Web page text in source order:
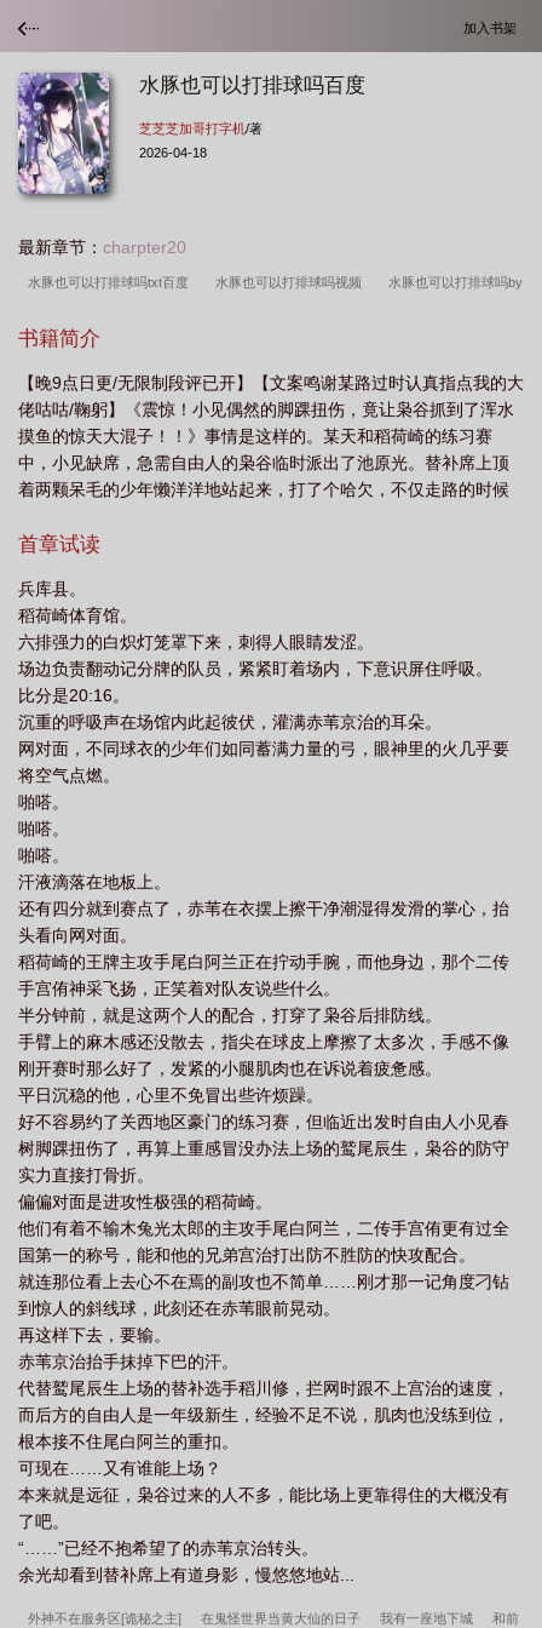
加入书架
水豚也可以打排球吗百度
芝芝芝加哥打字机/著
2026-04-18
最新章节： charpter20
水豚也可以打排球吗txt百度 水豚也可以打排球吗视频 水豚也可以打排球吗by
百度 水豚也可以打排球吗TXT
球吗by芝芝免费阅读笔 水豚也可以打排球吗全文免费阅读 水豚也可以打排球
吗晋江 水豚也可以打排球吗? 水豚可以打排球吗txt百度 水豚也可以打排球
吗txt晋江 水豚也可以打排球吗txt 水豚也可以打排球吗免费阅读笔趣阁 水
豚也可以打排球吗免费 水豚也可以打排球吗免费阅读笔趣阁XT 水豚也可以打
书籍简介
【晚9点日更/无限制段评已开】【文案鸣谢某路过时认真指点我的大
佬咕咕/鞠躬】《震惊！小见偶然的脚踝扭伤，竟让枭谷抓到了浑水
摸鱼的惊天大混子！！》事情是这样的。某天和稻荷崎的练习赛
中，小见缺席，急需自由人的枭谷临时派出了池原光。替补席上顶
着两颗呆毛的少年懒洋洋地站起来，打了个哈欠，不仅走路的时候
知道这家伙看上去有气无力的，在球场上稳得一批，堪称接发之
“……”所以这家伙是用这种实力在排球部划水摸鱼了一整年吗？到底
是怎么做到的？！！—池原光表示：我也不知道啊（茫然呆呆脸）
他仅仅是一只水豚幼崽而已啊喂。本来在动物园里顶着橘子泡温
泉，打了个盹儿的功夫就魂穿男高中生了。他也很无辜的好吗？好
在他是一只聪明的水豚幼崽，脑袋里也安装好了各种基础安装包，
会说人话通人性，伪装成堂堂人类肯定是不在话下啦。而且他还很
会打排球！毕竟在他还在动物园的时候，他就最擅长顶球啦。就是
不知道为什么，那些笨蛋人类总是在他顶球的时候，露出一副震惊
的表情，好像他做出了什么不可思议的事一样。明明是很轻松的
事，笨手笨脚的人类怎么就做不到？算了，这里没有水豚同伴，那
他之后退而求次了。人顶不到的球，豚来！于是顶着顶着，池原光
莫名就成了IH大赛最佳自由人，又被评为春高决赛最受瞩目的选
手，拿到双冠军的枭谷部员们更是热泪盈眶，全都扑过去揉他脑
袋，挥泪夸赞他救队伍于水火之中！而在被包围的豚什么都没听进
去，只听到今晚的聚餐会有水果。水果，豚喜欢！冠军可以换水
果，冠军≈水果，所以冠军豚也喜欢！“那就一起拿更多更多的冠军
吧！”在众人的欢呼声中，池原光露出了幸福的笑容。嘿嘿，好多好
多的水果，豚来了！“冠军，好耶！”#人身豚魂#豚很呆/虽然穿成人
了但还保留了部分水豚习性#喜欢水/困困的/情绪还算稳定/动作迟缓
#不吃便便！#枭谷会赢/主角天赋型/cb向#ooc！ooc！ooc！温馨提
示：作者不仅文盲而且球盲！！对于排球的理解程度堪比成年香
蕉！相关专业知识来自于网络/如有错误请多多包涵！（提前土下座
了orzand豚宝是自由人嘛…多多少少肯定会分走小见的出场时间
（真的抱歉orz我目前也没有想到太好的方法解决这个问题，总体这
篇文对小见厨来说可能没有那么友好，请慎看qwq。
首章试读
兵库县。
稻荷崎体育馆。
六排强力的白炽灯笼罩下来，刺得人眼睛发涩。
场边负责翻动记分牌的队员，紧紧盯着场内，下意识屏住呼吸。
比分是20:16。
沉重的呼吸声在场馆内此起彼伏，灌满赤苇京治的耳朵。
网对面，不同球衣的少年们如同蓄满力量的弓，眼神里的火几乎要
将空气点燃。
啪嗒。
啪嗒。
啪嗒。
汗液滴落在地板上。
还有四分就到赛点了，赤苇在衣摆上擦干净潮湿得发滑的掌心，抬
头看向网对面。
稻荷崎的王牌主攻手尾白阿兰正在拧动手腕，而他身边，那个二传
手宫侑神采飞扬，正笑着对队友说些什么。
半分钟前，就是这两个人的配合，打穿了枭谷后排防线。
手臂上的麻木感还没散去，指尖在球皮上摩擦了太多次，手感不像
刚开赛时那么好了，发紧的小腿肌肉也在诉说着疲惫感。
平日沉稳的他，心里不免冒出些许烦躁。
好不容易约了关西地区豪门的练习赛，但临近出发时自由人小见春
树脚踝扭伤了，再算上重感冒没办法上场的鹫尾辰生，枭谷的防守
实力直接打骨折。
偏偏对面是进攻性极强的稻荷崎。
他们有着不输木兔光太郎的主攻手尾白阿兰，二传手宫侑更有过全
国第一的称号，能和他的兄弟宫治打出防不胜防的快攻配合。
就连那位看上去心不在焉的副攻也不简单……刚才那一记角度刁钻
到惊人的斜线球，此刻还在赤苇眼前晃动。
再这样下去，要输。
赤苇京治抬手抹掉下巴的汗。
代替鹫尾辰生上场的替补选手稻川修，拦网时跟不上宫治的速度，
而后方的自由人是一年级新生，经验不足不说，肌肉也没练到位，
根本接不住尾白阿兰的重扣。
可现在……又有谁能上场？
本来就是远征，枭谷过来的人不多，能比场上更靠得住的大概没有
了吧。
“……”已经不抱希望了的赤苇京治转头。
余光却看到替补席上有道身影，慢悠悠地站...
外神不在服务区[诡秘之主] 在鬼怪世界当黄大仙的日子 我有一座地下城 和前